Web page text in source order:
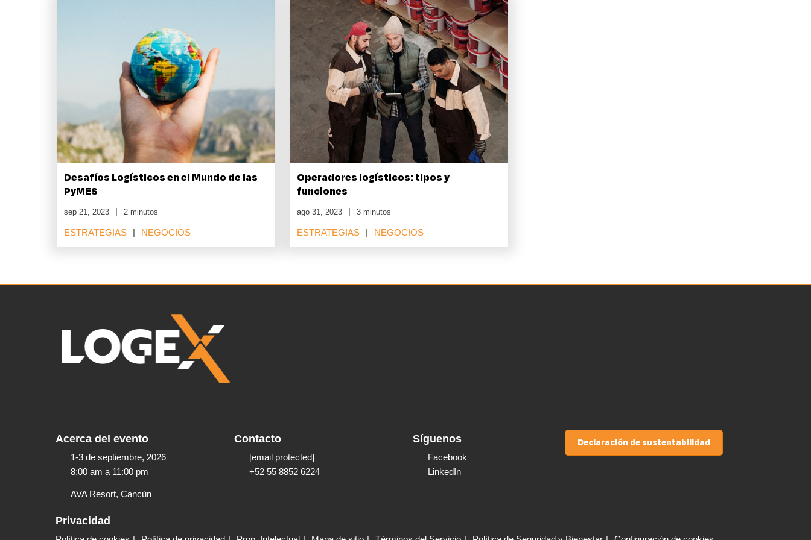
Desafíos Logísticos en el Mundo de las
PyMES
sep 21, 2023 2 minutos
ESTRATEGIAS NEGOCIOS
Operadores logísticos: tipos y
funciones
ago 31, 2023 3 minutos
ESTRATEGIAS NEGOCIOS
Acerca del evento
1-3 de septiembre, 2026
8:00 am a 11:00 pm​
AVA Resort, Cancún
Contacto
[email protected]
+52 55 8852 6224
Síguenos
Facebook
LinkedIn
Declaración de sustentabilidad
Privacidad